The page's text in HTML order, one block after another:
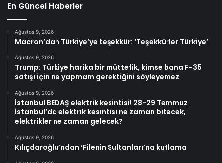
En Güncel Haberler
Ağustos 9, 2026
Macron’dan Türkiye’ye teşekkür: ‘Teşekkürler Türkiye’
Ağustos 9, 2026
Trump: Türkiye harika bir müttefik, kimse bana F-35
satışı için ne yapmam gerektiğini söyleyemez
Ağustos 9, 2026
İstanbul BEDAŞ elektrik kesintisi! 28-29 Temmuz
İstanbul’da elektrik kesintisi ne zaman bitecek,
elektrikler ne zaman gelecek?
Ağustos 9, 2026
Kılıçdaroğlu’ndan ‘Filenin Sultanları’na kutlama